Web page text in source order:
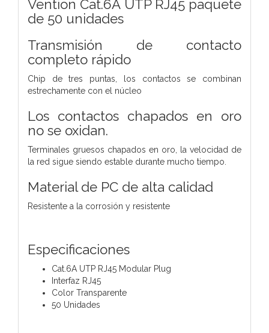
Vention Cat.6A UTP RJ45 paquete
de 50 unidades
Transmisión de contacto
completo rápido
Chip de tres puntas, los contactos se combinan
estrechamente con el núcleo
Los contactos chapados en oro
no se oxidan.
Terminales gruesos chapados en oro, la velocidad de
la red sigue siendo estable durante mucho tiempo.
Material de PC de alta calidad
Resistente a la corrosión y resistente
Especificaciones
Cat.6A UTP RJ45 Modular Plug
Interfaz RJ45
Color Transparente
50 Unidades